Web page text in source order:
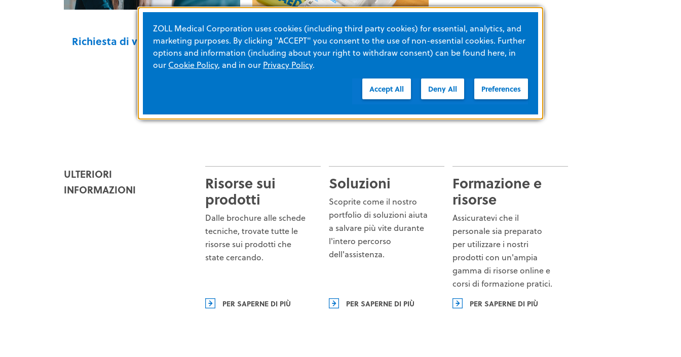
Richiesta di vendita Accessori e risorse
ULTERIORI
INFORMAZIONI
Risorse sui
prodotti
Dalle brochure alle schede
tecniche, trovate tutte le
risorse sui prodotti che
state cercando.
PER SAPERNE DI PIÙ
Soluzioni
Scoprite come il nostro
portfolio di soluzioni aiuta
a salvare più vite durante
l'intero percorso
dell'assistenza.
PER SAPERNE DI PIÙ
Formazione e
risorse
Assicuratevi che il
personale sia preparato
per utilizzare i nostri
prodotti con un'ampia
gamma di risorse online e
corsi di formazione pratici.
PER SAPERNE DI PIÙ
ZOLL Medical Corporation uses cookies (including third party cookies) for essential, analytics, and
marketing purposes. By clicking "ACCEPT" you consent to the use of non-essential cookies. Further
options and information (including about your right to withdraw consent) can be found here, in
our Cookie Policy, and in our Privacy Policy.
Accept All Deny All Preferences